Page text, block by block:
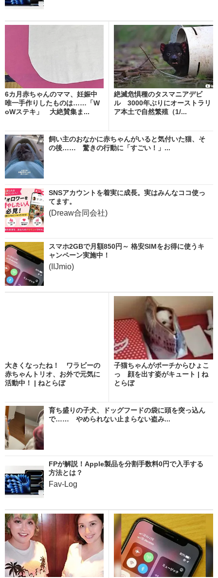
6カ月赤ちゃんのママ、妊娠中
唯一手作りしたものは……「W
oWステキ」 大絶賛集ま...
絶滅危惧種のタスマニアデビ
ル 3000年ぶりにオーストラリ
ア本土で自然繁殖（1/...
飼い主のおなかに赤ちゃんがいると気付いた猫、そ
の後…… 驚きの行動に「すごい！」...
SNSアカウントを着実に成長。実はみんなココ使っ
てます。
(Dreaw合同会社)
スマホ2GBで月額850円～ 格安SIMをお得に使うキ
ャンペーン実施中！
(IIJmio)
大きくなったね！ ワラビーの
赤ちゃんトリオ、お外で元気に
活動中！ | ねとらぼ
子猫ちゃんがポーチからひょこ
っ 顔を出す姿がキュート | ね
とらぼ
育ち盛りの子犬、ドッグフードの袋に頭を突っ込ん
で…… やめられない止まらない盗み...
FPが解説！Apple製品を分割手数料0円で入手する
方法とは？
Fav-Log